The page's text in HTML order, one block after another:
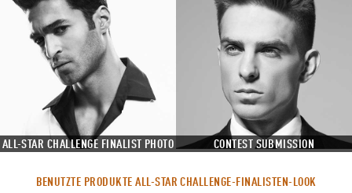
ALL-STAR CHALLENGE FINALIST PHOTO CONTEST SUBMISSION
BENUTZTE PRODUKTE ALL-STAR CHALLENGE-FINALISTEN-LOOK